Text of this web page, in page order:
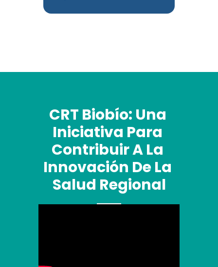
CRT Biobío: Una
Iniciativa Para
Contribuir A La
Innovación De La
Salud Regional